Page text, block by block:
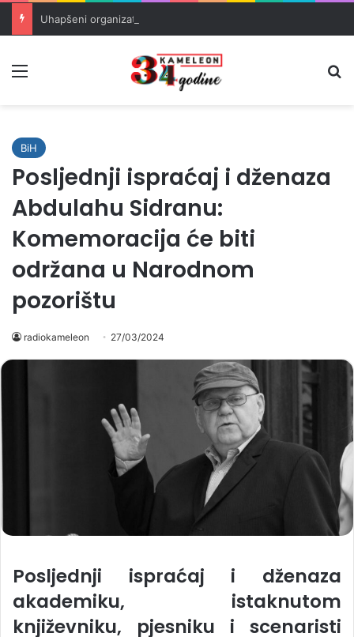
BiH
Posljednji ispraćaj i dženaza
Abdulahu Sidranu:
Komemoracija će biti
održana u Narodnom
pozorištu
radiokameleon 27/03/2024
Posljednji ispraćaj i dženaza
akademiku, istaknutom
književniku, pjesniku i scenaristi